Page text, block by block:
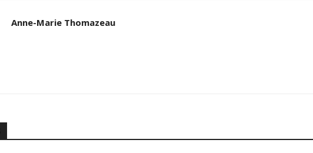
Anne-Marie Thomazeau